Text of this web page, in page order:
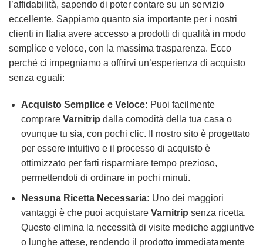
l’affidabilità, sapendo di poter contare su un servizio
eccellente. Sappiamo quanto sia importante per i nostri
clienti in Italia avere accesso a prodotti di qualità in modo
semplice e veloce, con la massima trasparenza. Ecco
perché ci impegniamo a offrirvi un’esperienza di acquisto
senza eguali:
Acquisto Semplice e Veloce: Puoi facilmente
comprare Varnitrip dalla comodità della tua casa o
ovunque tu sia, con pochi clic. Il nostro sito è progettato
per essere intuitivo e il processo di acquisto è
ottimizzato per farti risparmiare tempo prezioso,
permettendoti di ordinare in pochi minuti.
Nessuna Ricetta Necessaria: Uno dei maggiori
vantaggi è che puoi acquistare Varnitrip senza ricetta.
Questo elimina la necessità di visite mediche aggiuntive
o lunghe attese, rendendo il prodotto immediatamente